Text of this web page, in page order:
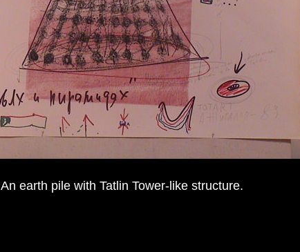
An earth pile with Tatlin Tower-like structure.